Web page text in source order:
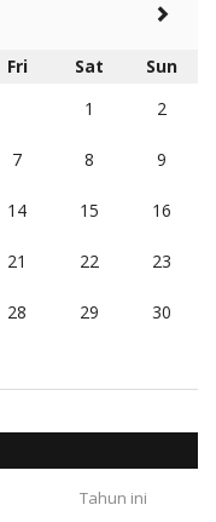
Fri Sat
Sun
1
2
7 8 9
14 15 16
21 22 23
28 29 30
Tahun ini